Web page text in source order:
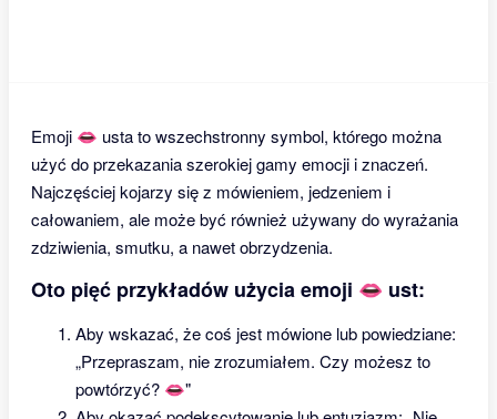
Emoji 👄 usta to wszechstronny symbol, którego można
użyć do przekazania szerokiej gamy emocji i znaczeń.
Najczęściej kojarzy się z mówieniem, jedzeniem i
całowaniem, ale może być również używany do wyrażania
zdziwienia, smutku, a nawet obrzydzenia.
Oto pięć przykładów użycia emoji 👄 ust:
Aby wskazać, że coś jest mówione lub powiedziane:
„Przepraszam, nie zrozumiałem. Czy możesz to
powtórzyć? 👄"